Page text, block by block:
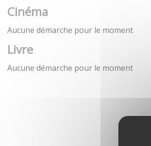
Cinéma
Aucune démarche pour le moment
Livre
Aucune démarche pour le moment